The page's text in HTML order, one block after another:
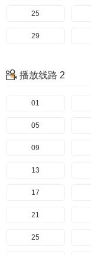
25
29
37
播放线路 2
01
05
09
13
17
21
25